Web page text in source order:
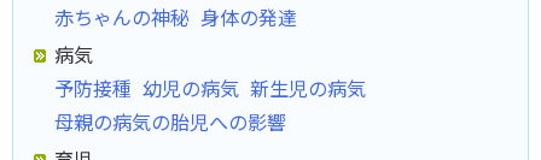
赤ちゃんの神秘 身体の発達
病気
予防接種 幼児の病気 新生児の病気
母親の病気の胎児への影響